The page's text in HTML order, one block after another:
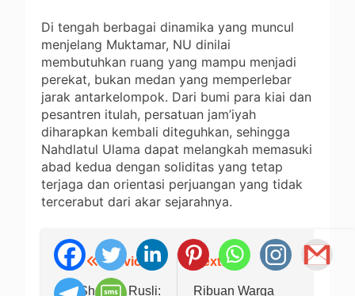
Di tengah berbagai dinamika yang muncul
menjelang Muktamar, NU dinilai
membutuhkan ruang yang mampu menjadi
perekat, bukan medan yang memperlebar
jarak antarkelompok. Dari bumi para kiai dan
pesantren itulah, persatuan jam’iyah
diharapkan kembali diteguhkan, sehingga
Nahdlatul Ulama dapat melangkah memasuki
abad kedua dengan soliditas yang tetap
terjaga dan orientasi perjuangan yang tidak
tercerabut dari akar sejarahnya.
Navigasi
Previous:
Dr. Sholikin Rusli:
Next:
Ribuan Warga